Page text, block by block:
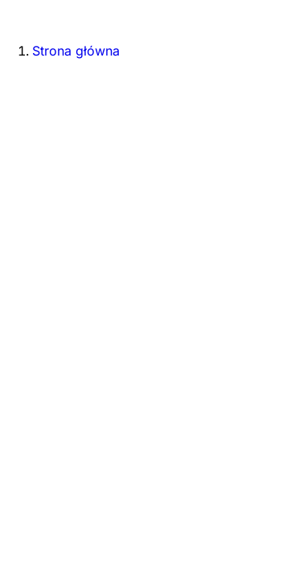
Strona główna